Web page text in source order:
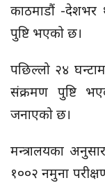
काठमाडौं -देशभर
पुष्टि भएको छ।
पछिल्लो २४
संक्रमण पुष्टि
जनाएको छ।
मन्त्रालयका
१००२ नमुना